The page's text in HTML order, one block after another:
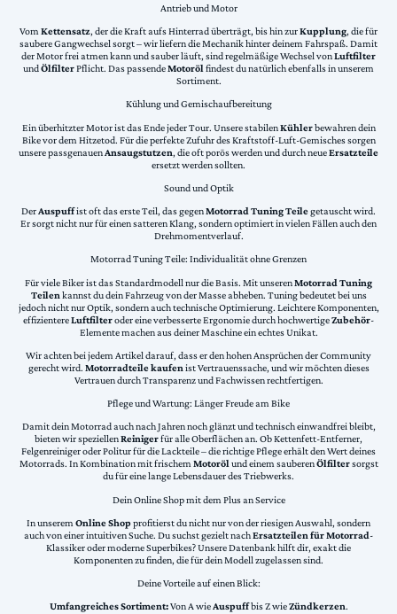
Antrieb und Motor
VomKettensatz, der die Kraft aufs Hinterrad überträgt, bis hin zurKupplung, die für
saubere Gangwechsel sorgt – wir liefern die Mechanik hinter deinem Fahrspaß. Damit
der Motor frei atmen kann und sauber läuft, sind regelmäßige Wechsel vonLuftfilter
undÖlfilterPflicht. Das passendeMotorölfindest du natürlich ebenfalls in unserem
Sortiment.
Kühlung und Gemischaufbereitung
Ein überhitzter Motor ist das Ende jeder Tour. Unsere stabilenKühlerbewahren dein
Bike vor dem Hitzetod. Für die perfekte Zufuhr des Kraftstoff-Luft-Gemisches sorgen
unsere passgenauenAnsaugstutzen, die oft porös werden und durch neueErsatzteile
ersetzt werden sollten.
Sound und Optik
DerAuspuffist oft das erste Teil, das gegenMotorrad Tuning Teilegetauscht wird.
Er sorgt nicht nur für einen satteren Klang, sondern optimiert in vielen Fällen auch den
Drehmomentverlauf.
Motorrad Tuning Teile: Individualität ohne Grenzen
Für viele Biker ist das Standardmodell nur die Basis. Mit unserenMotorrad Tuning
Teilen kannst du dein Fahrzeug von der Masse abheben. Tuning bedeutet bei uns
jedoch nicht nur Optik, sondern auch technische Optimierung. Leichtere Komponenten,
effizientereLuftfilteroder eine verbesserte Ergonomie durch hochwertigeZubehör-
Elemente machen aus deiner Maschine ein echtes Unikat.
Wir achten bei jedem Artikel darauf, dass er den hohen Ansprüchen der Community
gerecht wird. Motorradteile kaufen ist Vertrauenssache, und wir möchten dieses
Vertrauen durch Transparenz und Fachwissen rechtfertigen.
Pflege und Wartung: Länger Freude am Bike
Damit dein Motorrad auch nach Jahren noch glänzt und technisch einwandfrei bleibt,
bieten wir speziellenReinigerfür alle Oberflächen an. Ob Kettenfett-Entferner,
Felgenreiniger oder Politur für die Lackteile – die richtige Pflege erhält den Wert deines
Motorrads. In Kombination mit frischemMotorölund einem sauberenÖlfiltersorgst
du für eine lange Lebensdauer des Triebwerks.
Dein Online Shop mit dem Plus an Service
In unserem Online Shopprofitierst du nicht nur von der riesigen Auswahl, sondern
auch von einer intuitiven Suche. Du suchst gezielt nachErsatzteilen für Motorrad-
Klassiker oder moderne Superbikes? Unsere Datenbank hilft dir, exakt die
Komponenten zu finden, die für dein Modell zugelassen sind.
Deine Vorteile auf einen Blick:
Umfangreiches Sortiment:Von A wieAuspuffbis Z wieZündkerzen.